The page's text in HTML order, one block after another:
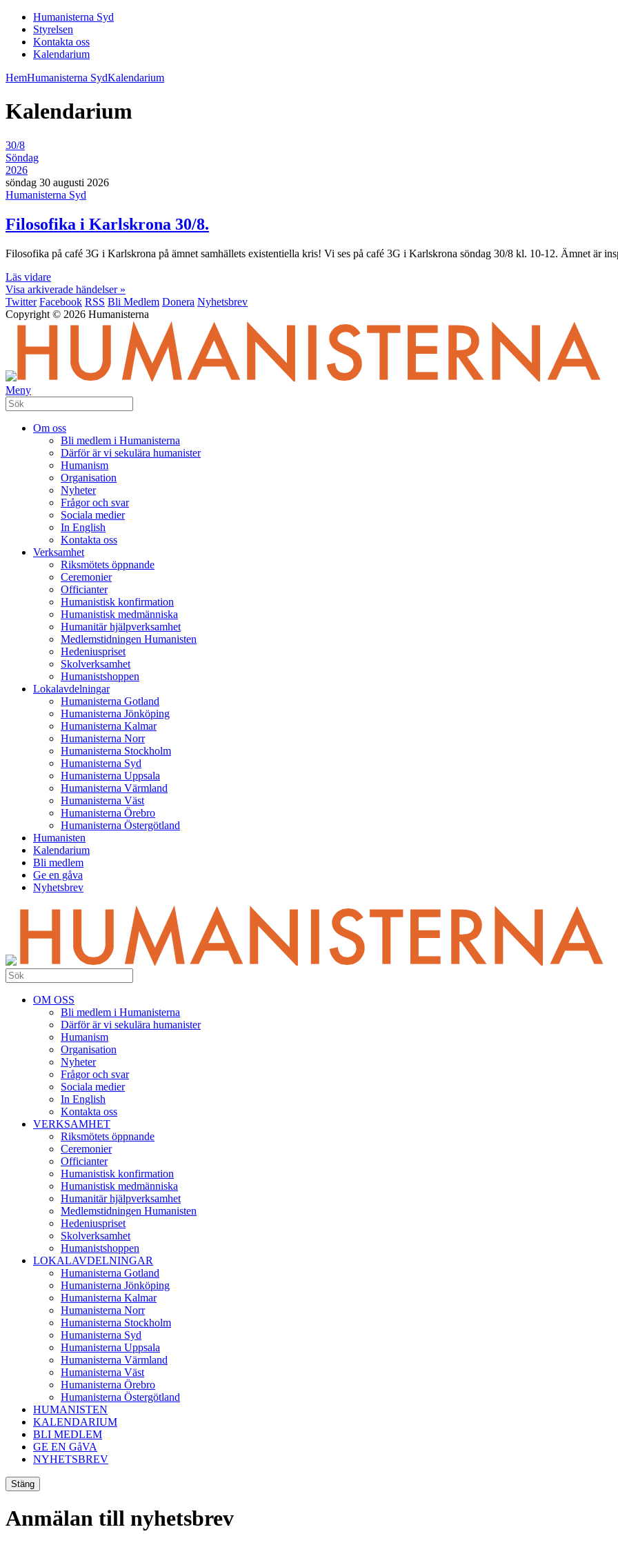
Humanisterna Syd
Styrelsen
Kontakta oss
Kalendarium
HemHumanisterna SydKalendarium
Kalendarium
30/8
Söndag
2026
söndag 30 augusti 2026
Humanisterna Syd
Filosofika i Karlskrona 30/8.
Filosofika på café 3G i Karlskrona på ämnet samhällets existentiella kris! Vi ses på café 3G i Karlskrona söndag 30/8 kl. 10-12. Ämnet är
Läs vidare
Visa arkiverade händelser »
Twitter Facebook RSS Bli Medlem Donera Nyhetsbrev
Copyright © 2026 Humanisterna
Meny
Om oss
Bli medlem i Humanisterna
Därför är vi sekulära humanister
Humanism
Organisation
Nyheter
Frågor och svar
Sociala medier
In English
Kontakta oss
Verksamhet
Riksmötets öppnande
Ceremonier
Officianter
Humanistisk konfirmation
Humanistisk medmänniska
Humanitär hjälpverksamhet
Medlemstidningen Humanisten
Hedeniuspriset
Skolverksamhet
Humanistshoppen
Lokalavdelningar
Humanisterna Gotland
Humanisterna Jönköping
Humanisterna Kalmar
Humanisterna Norr
Humanisterna Stockholm
Humanisterna Syd
Humanisterna Uppsala
Humanisterna Värmland
Humanisterna Väst
Humanisterna Örebro
Humanisterna Östergötland
Humanisten
Kalendarium
Bli medlem
Ge en gåva
Nyhetsbrev
OM OSS
Bli medlem i Humanisterna
Därför är vi sekulära humanister
Humanism
Organisation
Nyheter
Frågor och svar
Sociala medier
In English
Kontakta oss
VERKSAMHET
Riksmötets öppnande
Ceremonier
Officianter
Humanistisk konfirmation
Humanistisk medmänniska
Humanitär hjälpverksamhet
Medlemstidningen Humanisten
Hedeniuspriset
Skolverksamhet
Humanistshoppen
LOKALAVDELNINGAR
Humanisterna Gotland
Humanisterna Jönköping
Humanisterna Kalmar
Humanisterna Norr
Humanisterna Stockholm
Humanisterna Syd
Humanisterna Uppsala
Humanisterna Värmland
Humanisterna Väst
Humanisterna Örebro
Humanisterna Östergötland
HUMANISTEN
KALENDARIUM
BLI MEDLEM
GE EN GåVA
NYHETSBREV
Stäng
Anmälan till nyhetsbrev